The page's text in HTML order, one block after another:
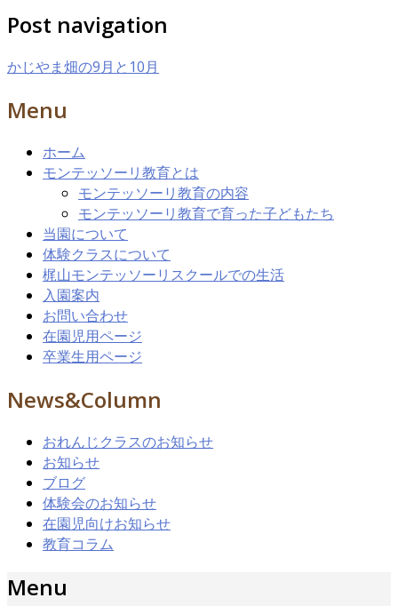
有
Post navigation
かじやま畑の9月と10月
Menu
ホーム
モンテッソーリ教育とは
モンテッソーリ教育の内容
モンテッソーリ教育で育った子どもたち
当園について
体験クラスについて
梶山モンテッソーリスクールでの生活
入園案内
お問い合わせ
在園児用ページ
卒業生用ページ
News&Column
おれんじクラスのお知らせ
お知らせ
ブログ
体験会のお知らせ
在園児向けお知らせ
教育コラム
Menu